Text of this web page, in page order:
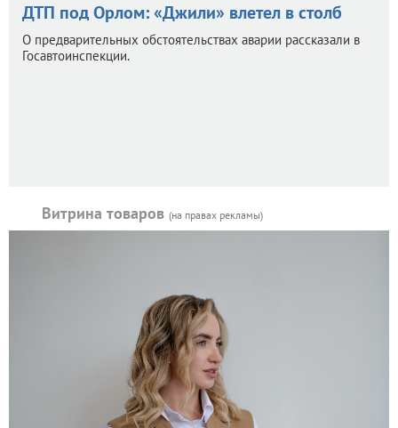
ДТП под Орлом: «Джили» влетел в столб
О предварительных обстоятельствах аварии рассказали в
Госавтоинспекции.
Витрина товаров (на правах рекламы)